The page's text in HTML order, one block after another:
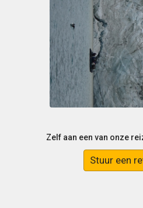
Zelf aan een van onze
Stuur een